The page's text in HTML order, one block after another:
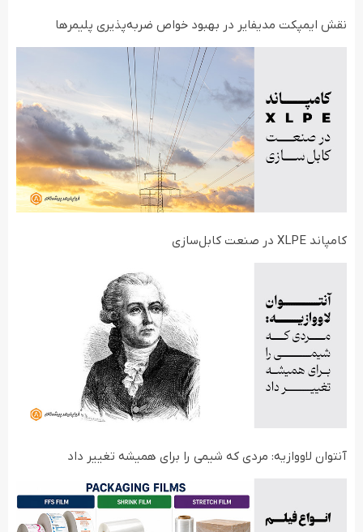
نقش ایمپکت مدیفایر در بهبود خواص ضربه‌پذیری پلیمرها
کامپاند XLPE در صنعت کابل‌سازی
آنتوان لاووازیه: مردی که شیمی را برای همیشه تغییر داد